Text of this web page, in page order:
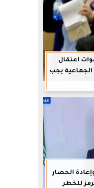
اعتقال
الجماعية يجب
الحصار
للخطر